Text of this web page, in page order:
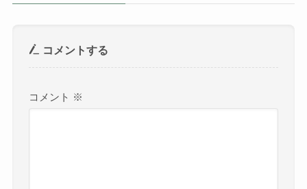
コメントする
コメント ※